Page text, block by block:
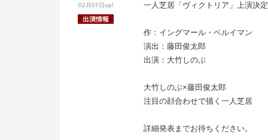
02月07日up!
出演情報
一人芝居「ヴィクトリア」上演決定
作：イングマール・ベルイマン
演出：藤田俊太郎
出演：大竹しのぶ
大竹しのぶ×藤田俊太郎
注目の顔合わせで描く一人芝居
詳細発表までお待ちください。